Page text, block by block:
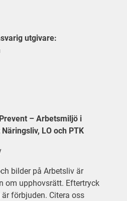
utgivare:
– Arbetsmiljö i
LO och PTK
bilder på Arbetsliv är
om upphovsrätt. Eftertryck
förbjuden. Citera oss